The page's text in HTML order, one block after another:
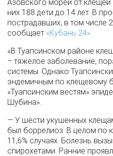
Азовского морей от клещей
них 188 дети до 14 лет. В
пострадавших, в том числе
сообщает «Кубань 24».
«В Туапсинском районе
– тяжелое заболевание,
системы. Однако
эндемичным по клещевому
«Туапсинским вестям»
Шубина».
— У шести укушенных
был боррелиоз. В целом по
11,6% случаях. Болезнь
спирохетами. Ранние